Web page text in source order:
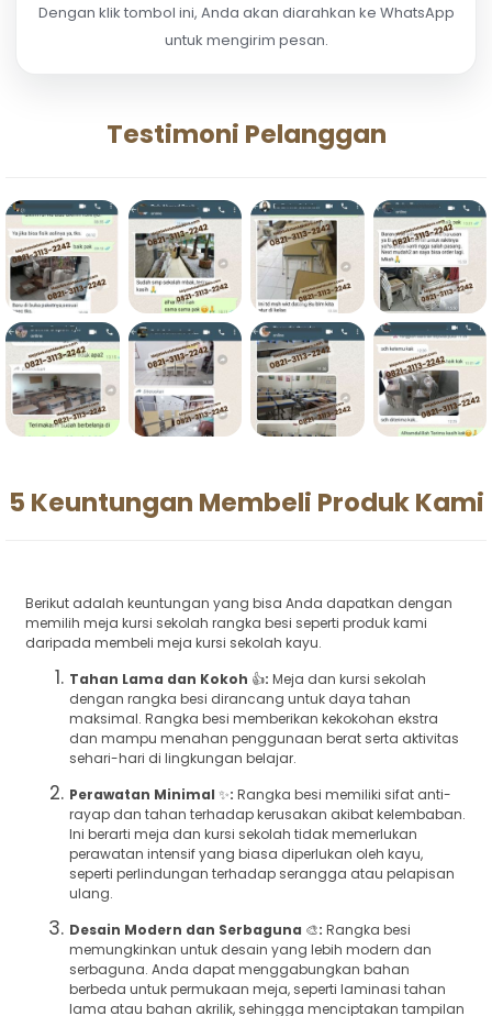
Dengan klik tombol ini, Anda akan diarahkan ke WhatsApp
untuk mengirim pesan.
Testimoni Pelanggan
5 Keuntungan Membeli Produk Kami
Berikut adalah keuntungan yang bisa Anda dapatkan dengan
memilih meja kursi sekolah rangka besi seperti produk kami
daripada membeli meja kursi sekolah kayu.
Tahan Lama dan Kokoh 👍: Meja dan kursi sekolah
dengan rangka besi dirancang untuk daya tahan
maksimal. Rangka besi memberikan kekokohan ekstra
dan mampu menahan penggunaan berat serta aktivitas
sehari-hari di lingkungan belajar.
Perawatan Minimal ✨: Rangka besi memiliki sifat anti-
rayap dan tahan terhadap kerusakan akibat kelembaban.
Ini berarti meja dan kursi sekolah tidak memerlukan
perawatan intensif yang biasa diperlukan oleh kayu,
seperti perlindungan terhadap serangga atau pelapisan
ulang.
Desain Modern dan Serbaguna 🎨: Rangka besi
memungkinkan untuk desain yang lebih modern dan
serbaguna. Anda dapat menggabungkan bahan
berbeda untuk permukaan meja, seperti laminasi tahan
lama atau bahan akrilik, sehingga menciptakan tampilan